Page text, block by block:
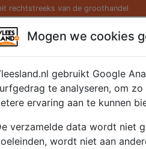
rechtstreeks van de groothandel
Kaas/ Zuivel Saté/
gekonfijt
Categorie
Mogen we cookies
gebruikt Google
te analyseren, om
ervaring aan te kunnen
verzamelde data wordt niet
wordt niet aan